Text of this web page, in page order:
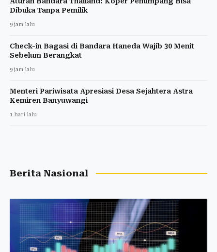
Dibuka Tanpa Pemilik
9 jam lalu
Check-in Bagasi di Bandara Haneda Wajib 30 Menit
Sebelum Berangkat
9 jam lalu
Menteri Pariwisata Apresiasi Desa Sejahtera Astra
Kemiren Banyuwangi
1 hari lalu
Berita Nasional